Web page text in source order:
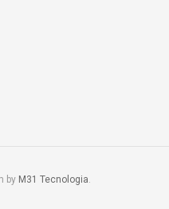
by M31 Tecnologia.